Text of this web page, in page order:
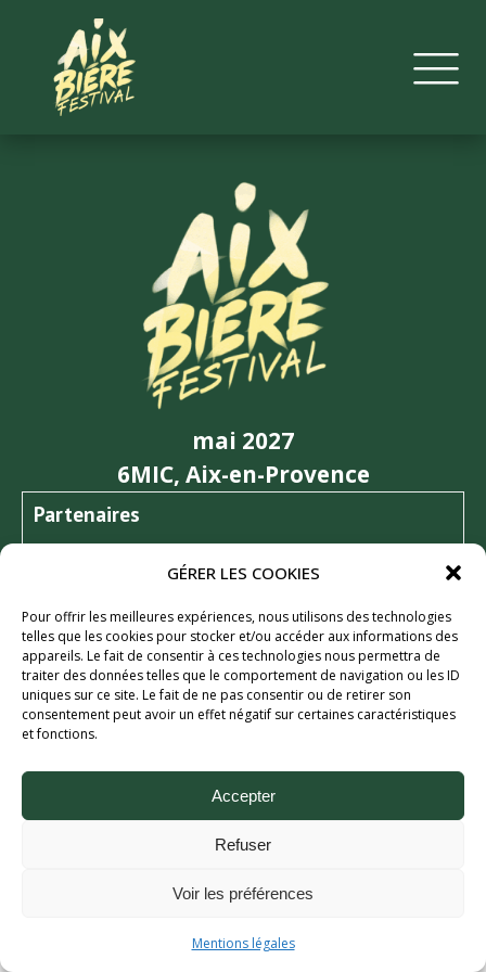
GÉRER LES COOKIES
Pour offrir les meilleures expériences, nous utilisons des technologies
telles que les cookies pour stocker et/ou accéder aux informations des
appareils. Le fait de consentir à ces technologies nous permettra de
traiter des données telles que le comportement de navigation ou les ID
uniques sur ce site. Le fait de ne pas consentir ou de retirer son
consentement peut avoir un effet négatif sur certaines caractéristiques
et fonctions.
Accepter
Refuser
Voir les préférences
Mentions légales
mai 2027
6MIC, Aix-en-Provence
Partenaires
Mentions légales.